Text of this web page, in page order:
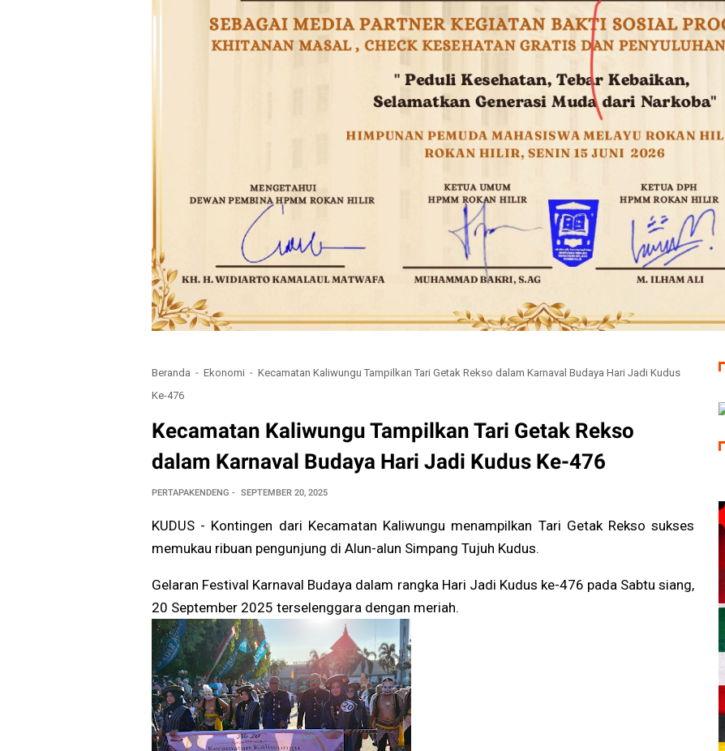
Beranda Ekonomi
Kecamatan Kaliwungu Tampilkan Tari Getak Rekso dalam Karnaval Budaya Hari Jadi Kudus
Ke-476
Kecamatan Kaliwungu Tampilkan Tari Getak Rekso
dalam Karnaval Budaya Hari Jadi Kudus Ke-476
PERTAPAKENDENG SEPTEMBER 20, 2025
KUDUS - Kontingen dari Kecamatan Kaliwungu menampilkan Tari Getak Rekso sukses
memukau ribuan pengunjung di Alun-alun Simpang Tujuh Kudus.
Gelaran Festival Karnaval Budaya dalam rangka Hari Jadi Kudus ke-476 pada Sabtu siang,
20 September 2025 terselenggara dengan meriah.